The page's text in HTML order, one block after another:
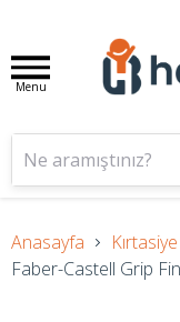
Menu
Anasayfa Kırtasiye
Faber-Castell Grip